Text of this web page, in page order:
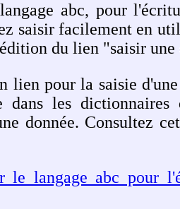
abc, pour
saisir facilement en
du lien "saisir une
lien pour la saisie
dans les
donnée. Consultez
langage abc pour